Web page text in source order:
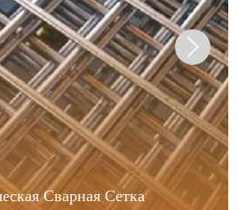
Сварная Сетка